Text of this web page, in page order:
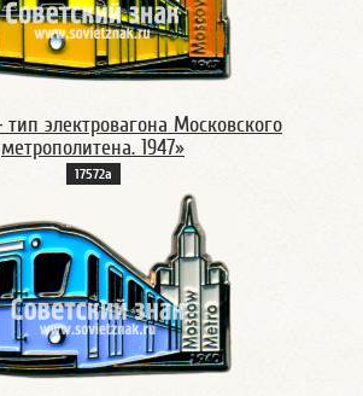
электровагона Московского
метрополитена. 1947»
17572а